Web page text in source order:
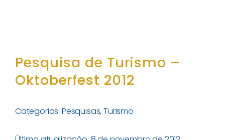
Pesquisa de Turismo –
Oktoberfest 2012
Categorias: Pesquisas,Turismo